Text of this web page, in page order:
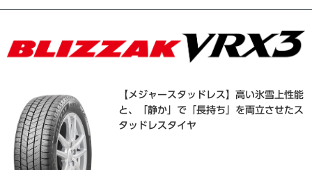
【メジャースタッドレス】高い氷雪上性能
と、「静か」で「長持ち」を両立させたス
タッドレスタイヤ